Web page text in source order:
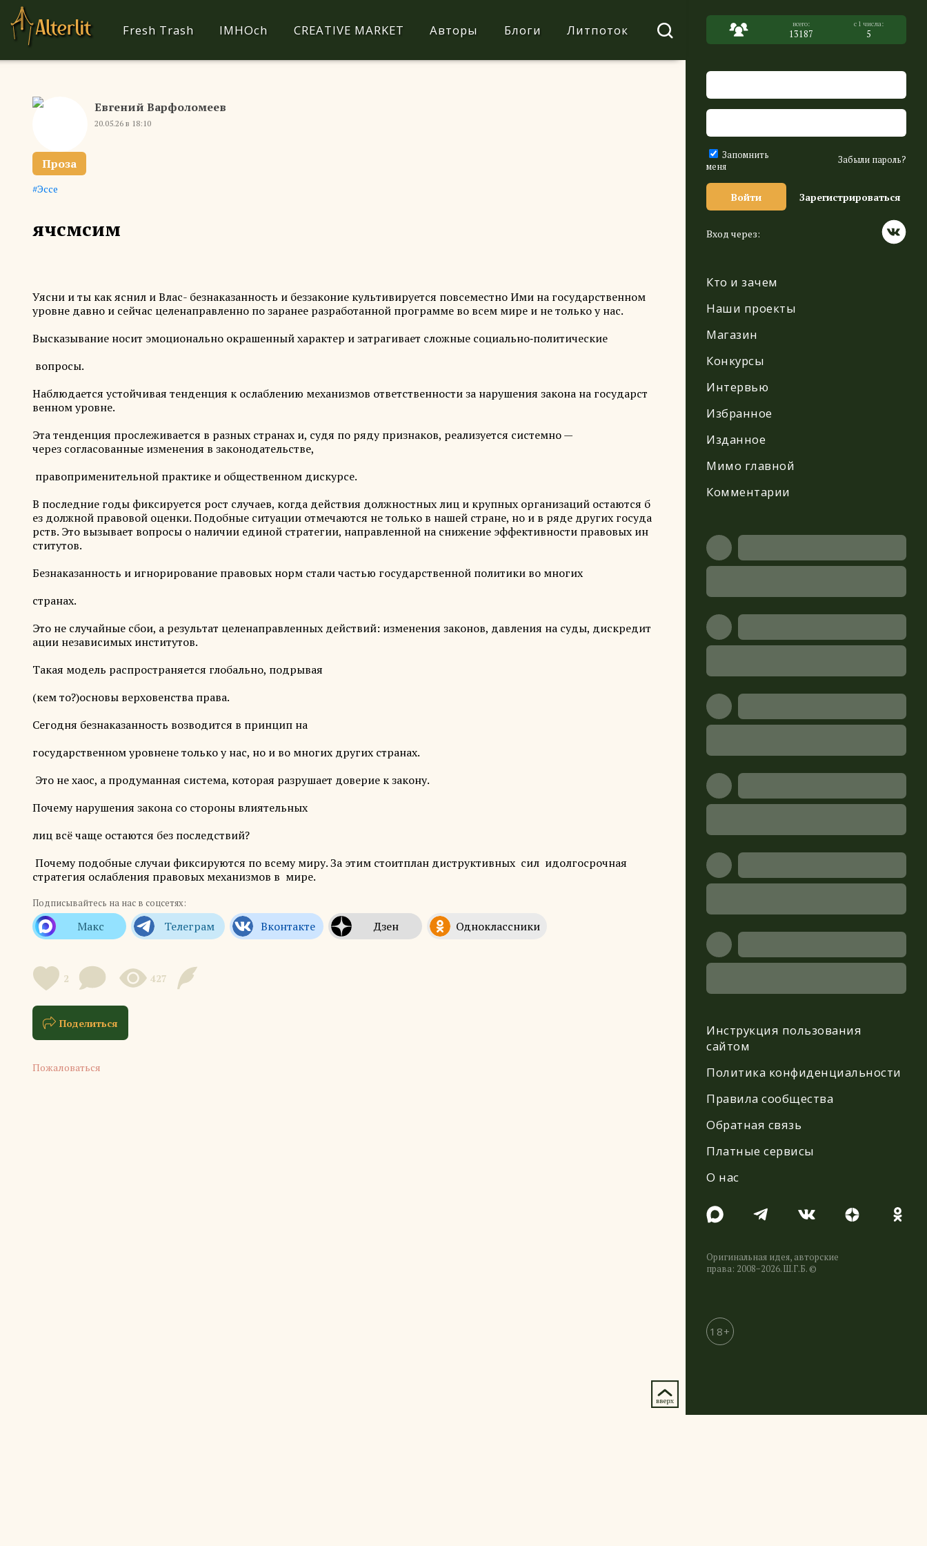
13187 5
Запомнить
меня
Забыли пароль?
Войти Зарегистрироваться
Вход через:
Кто и зачем
Наши проекты
Магазин
Конкурсы
Интервью
Избранное
Изданное
Мимо главной
Комментарии
Инструкция пользования
сайтом
Политика конфиденциальности
Правила сообщества
Обратная связь
Платные сервисы
О нас
Оригинальная идея, авторские
права: 2008−2026. Ш.Г.Б. ©
18+
Fresh Trash IMHOch CREATIVE MARKET Авторы Блоги Литпоток
Евгений Варфоломеев
20.05.26 в 18:10
Проза
Эссе
ячсмсим
Уясни и ты как яснил и Влас- безнаказанность и беззаконие культивируется повсеместно Ими на государственном
уровне давно и сейчас целенаправленно по заранее разработанной программе во всем мире и не только у нас.
Высказывание носит эмоционально окрашенный характер и затрагивает сложные социально‑политические
вопросы.
Наблюдается устойчивая тенденция к ослаблению механизмов ответственности за нарушения закона на государст
венном уровне.
Эта тенденция прослеживается в разных странах и, судя по ряду признаков, реализуется системно —
через согласованные изменения в законодательстве,
правоприменительной практике и общественном дискурсе.
В последние годы фиксируется рост случаев, когда действия должностных лиц и крупных организаций остаются б
ез должной правовой оценки. Подобные ситуации отмечаются не только в нашей стране, но и в ряде других госуда
рств. Это вызывает вопросы о наличии единой стратегии, направленной на снижение эффективности правовых ин
ститутов.
Безнаказанность и игнорирование правовых норм стали частью государственной политики во многих
странах.
Это не случайные сбои, а результат целенаправленных действий: изменения законов, давления на суды, дискредит
ации независимых институтов.
Такая модель распространяется глобально, подрывая
(кем то?)основы верховенства права.
Сегодня безнаказанность возводится в принцип на
государственном уровнене только у нас, но и во многих других странах.
Это не хаос, а продуманная система, которая разрушает доверие к закону.
Почему нарушения закона со стороны влиятельных
лиц всё чаще остаются без последствий?
Почему подобные случаи фиксируются по всему миру. За этим стоитплан диструктивных сил идолгосрочная
стратегия ослабления правовых механизмов в мире.
Подписывайтесь на нас в соцсетях:
2 427
Поделиться
Пожаловаться